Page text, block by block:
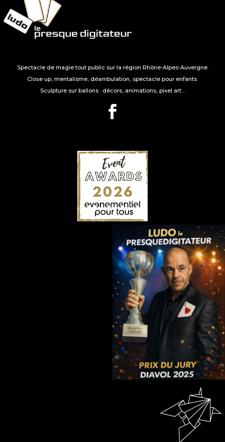
Spectacle de magie tout public sur la région Rhône-Alpes-Auvergne.
Close up, mentalisme, déambulation, spectacle pour enfants.
Sculpture sur ballons : décors, animations, pixel art…